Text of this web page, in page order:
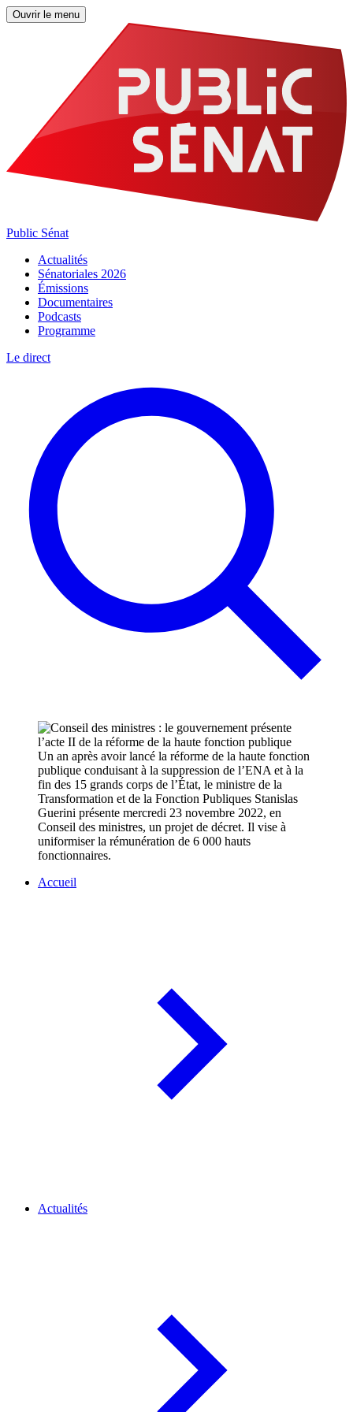
Ouvrir le menu
Public Sénat
Actualités
Sénatoriales 2026
Émissions
Documentaires
Podcasts
Programme
Le direct
Un an après avoir lancé la réforme de la haute fonction
publique conduisant à la suppression de l’ENA et à la
fin des 15 grands corps de l’État, le ministre de la
Transformation et de la Fonction Publiques Stanislas
Guerini présente mercredi 23 novembre 2022, en
Conseil des ministres, un projet de décret. Il vise à
uniformiser la rémunération de 6 000 hauts
fonctionnaires.
Accueil
Actualités